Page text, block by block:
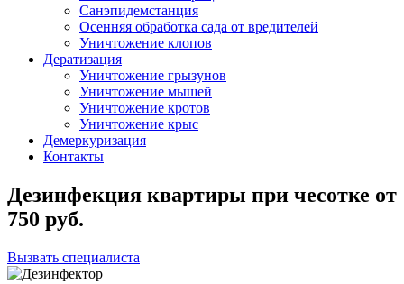
Санэпидемстанция
Осенняя обработка сада от вредителей
Уничтожение клопов
Дератизация
Уничтожение грызунов
Уничтожение мышей
Уничтожение кротов
Уничтожение крыс
Демеркуризация
Контакты
Дезинфекция квартиры при чесотке от
750 руб.
Вызвать специалиста